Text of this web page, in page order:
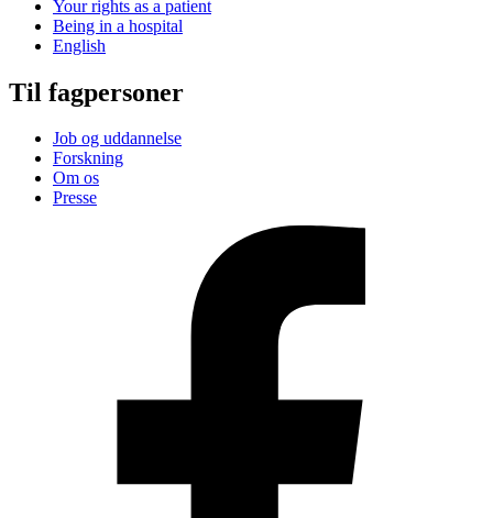
Your rights as a patient
Being in a hospital
English
Til fagpersoner
Job og uddannelse
Forskning
Om os
Presse